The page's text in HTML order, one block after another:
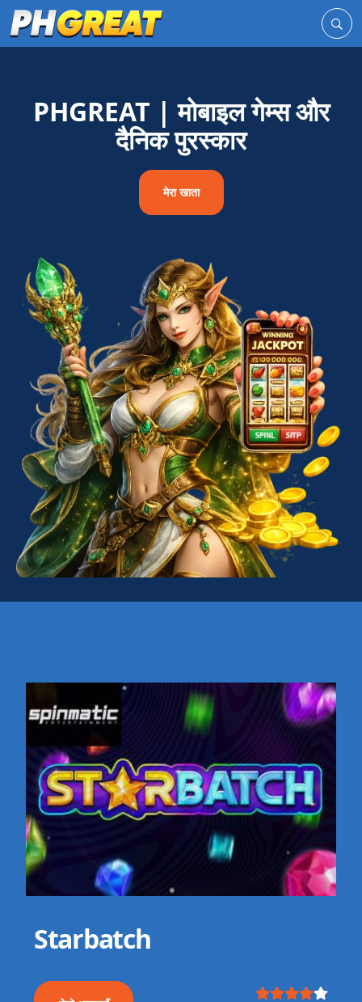
PHGREAT | मोबाइल गेम्स और
दैनिक पुरस्कार
मेरा खाता
Starbatch